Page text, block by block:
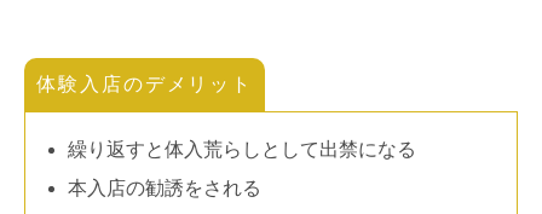
体験入店のデメリット
繰り返すと体入荒らしとして出禁になる
本入店の勧誘をされる